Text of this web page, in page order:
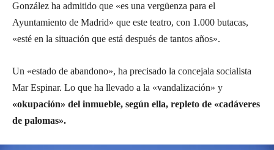
González ha admitido que «es una vergüenza para el
Ayuntamiento de Madrid» que este teatro, con 1.000 butacas,
«esté en la situación que está después de tantos años».
Un «estado de abandono», ha precisado la concejala socialista
Mar Espinar. Lo que ha llevado a la «vandalización» y
«okupación» del inmueble, según ella, repleto de «cadáveres
de palomas».